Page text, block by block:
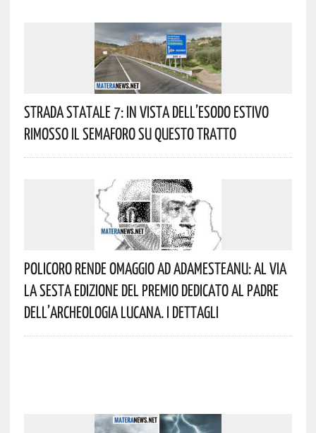
Strada Statale 7: In Vista Dell’esodo Estivo
Rimosso Il Semaforo Su Questo Tratto
Policoro Rende Omaggio Ad Adamesteanu: Al Via
La Sesta Edizione Del Premio Dedicato Al Padre
Dell’archeologia Lucana. I Dettagli